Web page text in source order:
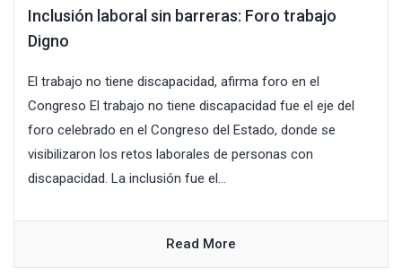
Inclusión laboral sin barreras: Foro trabajo
Digno
El trabajo no tiene discapacidad, afirma foro en el
Congreso El trabajo no tiene discapacidad fue el eje del
foro celebrado en el Congreso del Estado, donde se
visibilizaron los retos laborales de personas con
discapacidad. La inclusión fue el...
Read More